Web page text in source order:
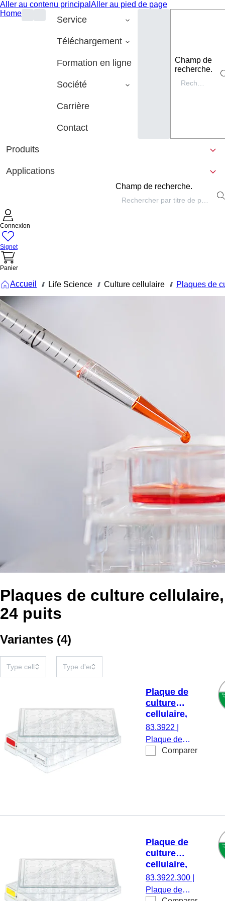
Aller au contenu principal Aller au pied de page
Home
Service
Téléchargement
Formation en ligne
Société
Carrière
Contact
Champ de
recherche.
Produits
Applications
Champ de recherche.
Connexion
Signet
Panier
Accueil /// Life Science /// Culture cellulaire /// Plaques de
Plaques de culture cellulaire,
24 puits
Variantes (4)
Plaque de
culture
cellulaire,
24 puits,
surface :
Standard,
fond plat
83.3922
Plaque de
culture
code couleur :
rouge, fond
Tested, 1
pièce(s)/blister
Comparer
Plaque de
culture
cellulaire,
24 puits,
surface :
Cell+, fond
83.3922.300
Plaque de